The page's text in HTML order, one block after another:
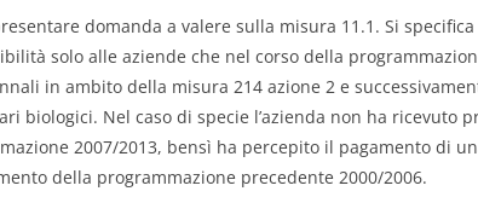
domanda a valere sulla misura 11.1. Si
solo alle aziende che nel corso della
in ambito della misura 214 azione 2 e
biologici. Nel caso di specie l’azienda non ha ricevuto
2007/2013, bensì ha percepito il pagamento di
della programmazione precedente 2000/2006.